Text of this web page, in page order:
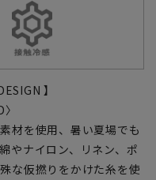
】
材を使用、暑い夏場でも
やナイロン、リネン、ポ
な仮撚りをかけた糸を使